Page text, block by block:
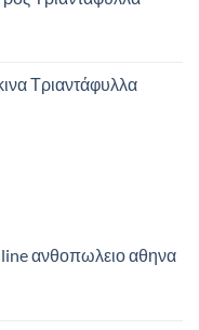
Τριαντάφυλλα
ανθοπωλειο αθηνα